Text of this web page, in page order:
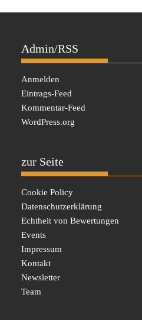
Admin/RSS
Anmelden
Eintrags-Feed
Kommentar-Feed
WordPress.org
zur Seite
Cookie Policy
Datenschutzerklärung
Echtheit von Bewertungen
Events
Impressum
Kontakt
Newsletter
Team